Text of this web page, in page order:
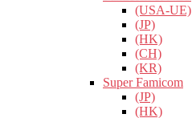
(USA-UE)
(JP)
(HK)
(CH)
(KR)
Super Famicom
(JP)
(HK)